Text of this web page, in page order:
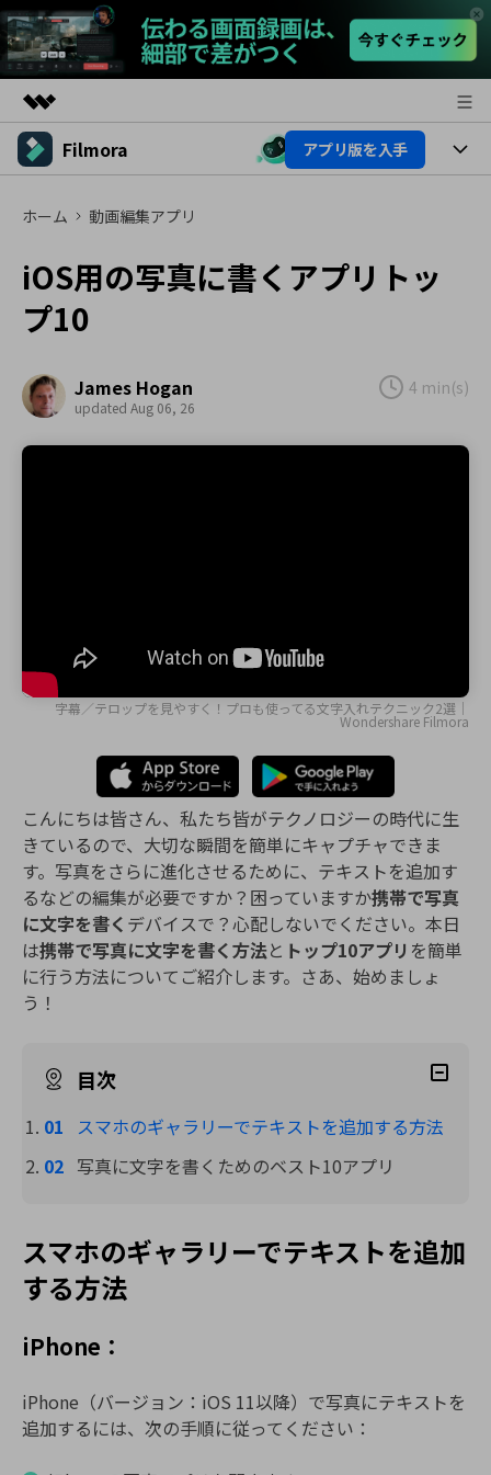
製品
ユーティリティ
法人・教育・パートナー
ソリューション
企業情報
プラン＆価格
サポート
Filmora アプリ版を入手
製品
製品機能
AI機能
AI機能
活用法
Filmoraのユーザー層
ビデオソリューション
動画編集関連知識
ホーム 動画編集アプリ
iOS用の写真に書くアプリトッ
プ10
James Hogan
updated Aug 06, 26
4 min(s)
字幕／テロップを見やすく！プロも使ってる文字入れテクニック2選｜
Wondershare Filmora
こんにちは皆さん、私たち皆がテクノロジーの時代に生
きているので、大切な瞬間を簡単にキャプチャできま
す。写真をさらに進化させるために、テキストを追加す
るなどの編集が必要ですか？困っていますか携帯で写真
に文字を書く デバイスで？心配しないでください。本日
は携帯で写真に文字を書く方法と トップ10アプリ を簡単
に行う方法についてご紹介します。さあ、始めましょ
う！
目次
スマホのギャラリーでテキストを追加する方法
写真に文字を書くためのベスト10アプリ
スマホのギャラリーでテキストを追加
する方法
iPhone：
iPhone（バージョン：iOS 11以降）で写真にテキストを
追加するには、次の手順に従ってください：